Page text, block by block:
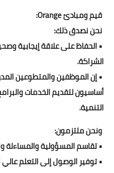
قيم ومبادئ Orange:
نحن نصدق ذلك:
• الحفاظ على علاقة إيجابية
الشراكة.
• إن الموظفين والمتطوعين
أساسيون لتقديم الخدمات
التنمية.
ونحن ملتزمون:
• تقاسم المسؤولية والمساءلة
• توفير الوصول إلى التعلم